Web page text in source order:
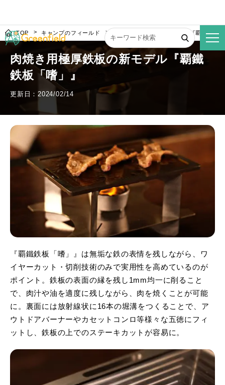
TOP キャンプのフィールド 肉焼き用極厚鉄板の新モデル『覇鐵鉄板
肉焼き用極厚鉄板の新モデル『覇鐵
鉄板「嗜」』
更新日：2024/02/14
『覇鐵鉄板「嗜」』は無垢な鉄の表情を残しながら、ワ
イヤーカット・切削技術のみで実用性を高めているのが
ポイント。鉄板の表面の縁を残し1mm均一に削ること
で、肉汁や油を適度に残しながら、肉を焼くことが可能
に。裏面には放射線状に16本の堀溝をつくることで、ア
ウトドアバーナーやカセットコンロ等様々な五徳にフィ
ットし、鉄板の上でのステーキカットが容易に。